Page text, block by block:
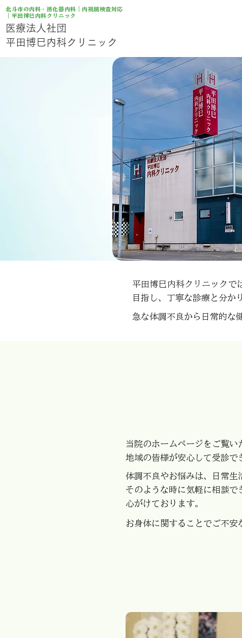
北斗市の内科・消化器内科｜内視鏡検査対応
｜平田博巳内科クリニック
医療法人社団
平田博巳内科クリニック
平田博巳内科クリニックで
目指し、丁寧な診療と分か
急な体調不良から日常的な
当院のホームページをご覧い
地域の皆様が安心して受診で
体調不良やお悩みは、日常生
そのような時に気軽に相談で
心がけております。
お身体に関することでご不安